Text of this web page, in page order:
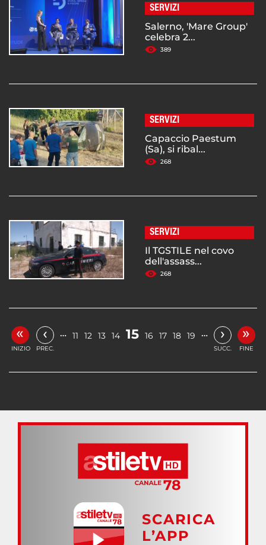
SERVIZI
Salerno, 'Mare Group'
celebra 2...
389
SERVIZI
Capaccio Paestum
(Sa), si ribal...
268
SERVIZI
Il TGSTILE nel covo
dell'assass...
268
«
INIZIO
‹
PREC.
… 11 12 13 14 15 16 17 18 19 … ›
SUCC.
»
FINE
SCARICA
L’APP